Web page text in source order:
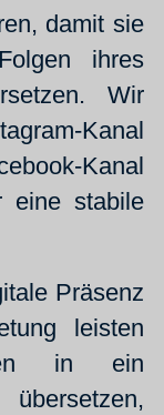
damit sie
ihres
Wir
Kanal
Kanal
eine stabile
Präsenz
leisten
in ein